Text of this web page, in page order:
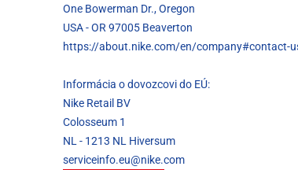
One Bowerman Dr., Oregon
USA - OR 97005 Beaverton
https://about.nike.com/en/company#contact-
Informácia o dovozcovi do EÚ:
Nike Retail BV
Colosseum 1
NL - 1213 NL Hiversum
serviceinfo.eu@nike.com